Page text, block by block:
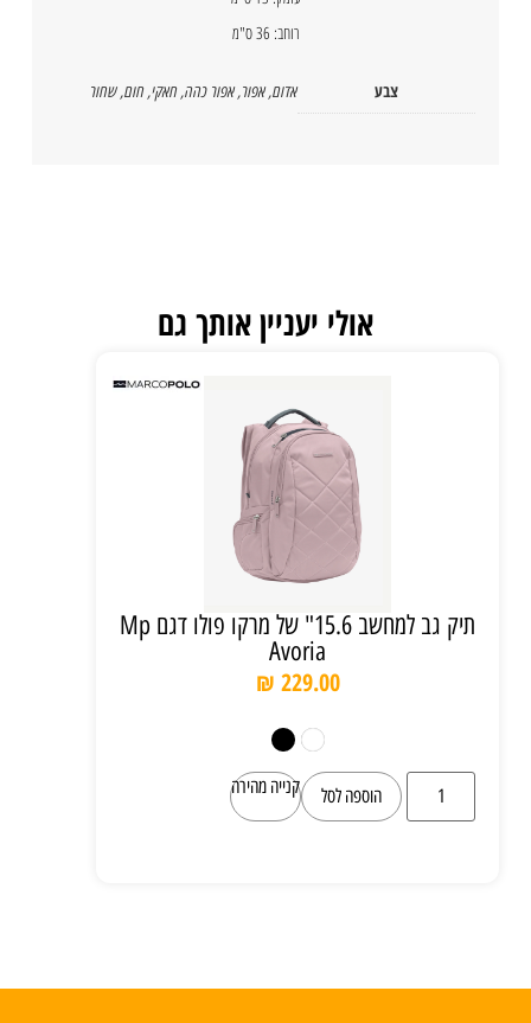
רוחב: 36 ס"מ
צבע אדום,אפור,אפור כהה,חאקי,חום,שחור
אולי יעניין אותך גם
תיק גב למחשב 15.6" של מרקו פולו דגם Mp
Avoria
₪ 229.00
הוספה לסל קנייה מהירה